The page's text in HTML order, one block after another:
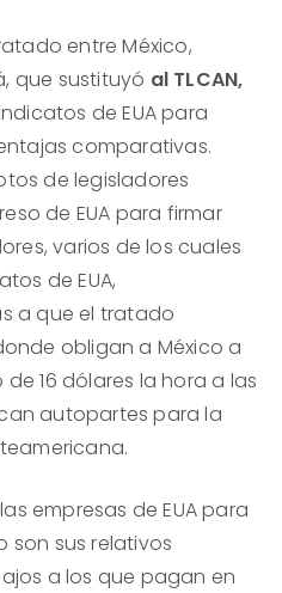
entre México,
que sustituyó al TLCAN,
de EUA para
comparativas.
de legisladores
de EUA para firmar
varios de los cuales
de EUA,
a que el tratado
obligan a México a
16 dólares la hora a las
autopartes para la
empresas de EUA para
son sus relativos
a los que pagan en